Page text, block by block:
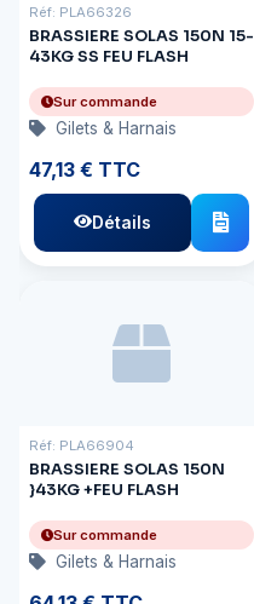
Réf: PLA66326
BRASSIERE SOLAS 150N 15-
43KG SS FEU FLASH
Sur commande
Gilets & Harnais
47,13 € TTC
Détails
Réf: PLA66904
BRASSIERE SOLAS 150N
}43KG +FEU FLASH
Sur commande
Gilets & Harnais